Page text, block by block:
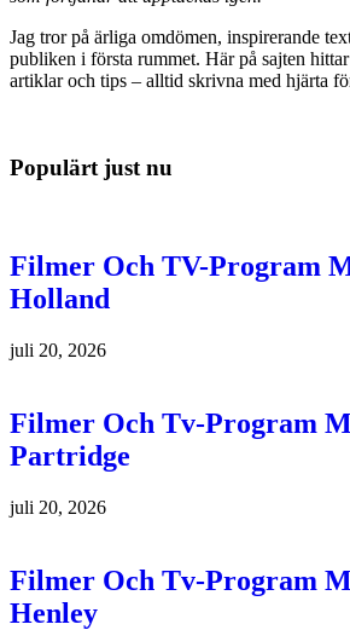
Jag tror på ärliga omdömen, inspirerande
publiken i första rummet. Här på sajten
artiklar och tips – alltid skrivna med hjärta
Populärt just nu
Filmer Och TV-Program
Holland
juli 20, 2026
Filmer Och Tv-Program
Partridge
juli 20, 2026
Filmer Och Tv-Program
Henley